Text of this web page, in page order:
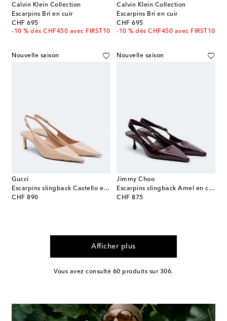
Calvin Klein Collection
Escarpins Bri en cuir
CHF 695
original price
-10 % dès CHF450 avec FIRST10
Calvin Klein Collection
Escarpins Bri en cuir
CHF 695
original price
-10 % dès CHF450 avec FIRST10
Nouvelle saison
Gucci
Escarpins slingback Castello en cuir
CHF 890
original price
Nouvelle saison
Jimmy Choo
Escarpins slingback Amel en cuir
CHF 875
original price
Afficher plus
Vous avez consulté 60 produits sur 306.